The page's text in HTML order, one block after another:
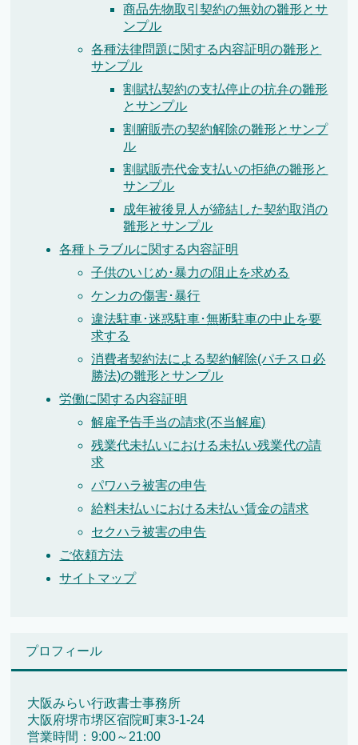
商品先物取引契約の無効の雛形とサ
ンプル
各種法律問題に関する内容証明の雛形と
サンプル
割賦払契約の支払停止の抗弁の雛形
とサンプル
割腑販売の契約解除の雛形とサンプ
ル
割賦販売代金支払いの拒絶の雛形と
サンプル
成年被後見人が締結した契約取消の
雛形とサンプル
各種トラブルに関する内容証明
子供のいじめ･暴力の阻止を求める
ケンカの傷害･暴行
違法駐車･迷惑駐車･無断駐車の中止を要
求する
消費者契約法による契約解除(パチスロ必
勝法)の雛形とサンプル
労働に関する内容証明
解雇予告手当の請求(不当解雇)
残業代未払いにおける未払い残業代の請
求
パワハラ被害の申告
給料未払いにおける未払い賃金の請求
セクハラ被害の申告
ご依頼方法
サイトマップ
プロフィール
大阪みらい行政書士事務所
大阪府堺市堺区宿院町東3-1-24
営業時間：9:00～21:00